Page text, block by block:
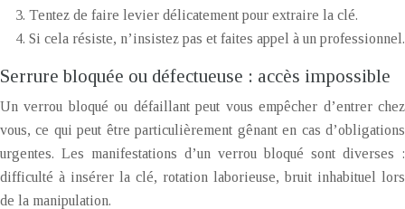
Tentez de faire levier délicatement pour extraire la clé.
Si cela résiste, n’insistez pas et faites appel à un professionnel.
Serrure bloquée ou défectueuse : accès impossible
Un verrou bloqué ou défaillant peut vous empêcher d’entrer chez
vous, ce qui peut être particulièrement gênant en cas d’obligations
urgentes. Les manifestations d’un verrou bloqué sont diverses :
difficulté à insérer la clé, rotation laborieuse, bruit inhabituel lors
de la manipulation.